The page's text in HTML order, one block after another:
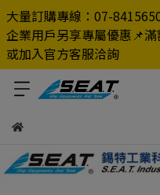
大量訂購專線：07-
企業用戶另享專屬優惠📌
或加入官方客服洽詢